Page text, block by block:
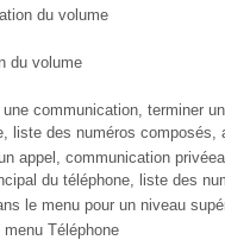
du volume
du volume
communication, terminer
liste des numéros composés,
appel, communication
du téléphone, liste des
le menu pour un niveau
Téléphone